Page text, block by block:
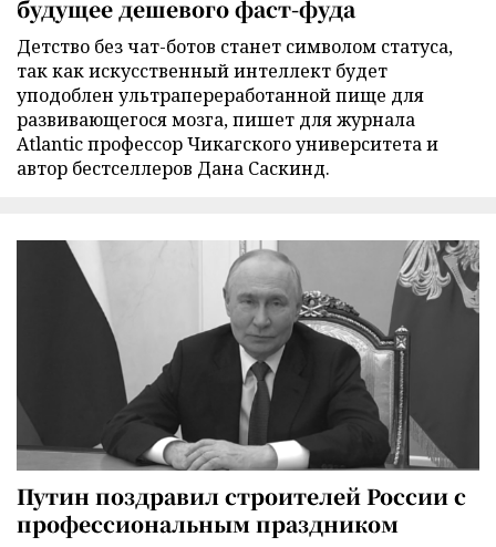
будущее дешевого фаст-фуда
Детство без чат-ботов станет символом статуса,
так как искусственный интеллект будет
уподоблен ультрапереработанной пище для
развивающегося мозга, пишет для журнала
Atlantic профессор Чикагского университета и
автор бестселлеров Дана Саскинд.
Путин поздравил строителей России с
профессиональным праздником